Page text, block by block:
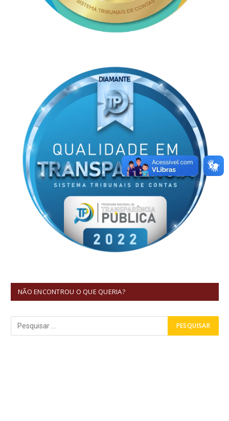
NÃO ENCONTROU O QUE QUERIA?